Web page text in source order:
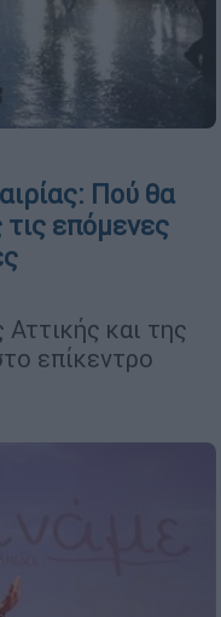
Πού θα
τις επόμενες
και της
επίκεντρο